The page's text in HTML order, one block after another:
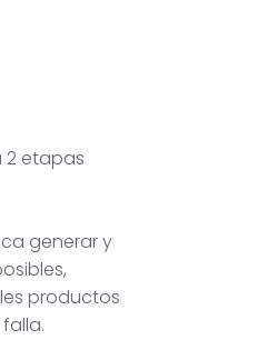
2 etapas
generar y
productos